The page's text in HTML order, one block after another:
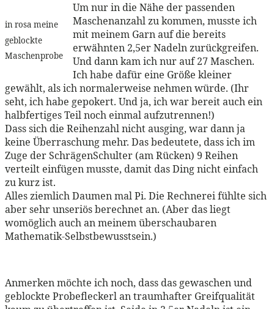
in rosa meine
geblockte
Maschenprobe
Um nur in die Nähe der passenden
Maschenanzahl zu kommen, musste ich
mit meinem Garn auf die bereits
erwähnten 2,5er Nadeln zurückgreifen.
Und dann kam ich nur auf 27 Maschen.
Ich habe dafür eine Größe kleiner
gewählt, als ich normalerweise nehmen würde. (Ihr
seht, ich habe gepokert. Und ja, ich war bereit auch ein
halbfertiges Teil noch einmal aufzutrennen!)
Dass sich die Reihenzahl nicht ausging, war dann ja
keine Überraschung mehr. Das bedeutete, dass ich im
Zuge der SchrägenSchulter (am Rücken) 9 Reihen
verteilt einfügen musste, damit das Ding nicht einfach
zu kurz ist.
Alles ziemlich Daumen mal Pi. Die Rechnerei fühlte sich
aber sehr unseriös berechnet an. (Aber das liegt
womöglich auch an meinem überschaubaren
Mathematik-Selbstbewusstsein.)
Anmerken möchte ich noch, dass das gewaschen und
geblockte Probefleckerl an traumhafter Greifqualität